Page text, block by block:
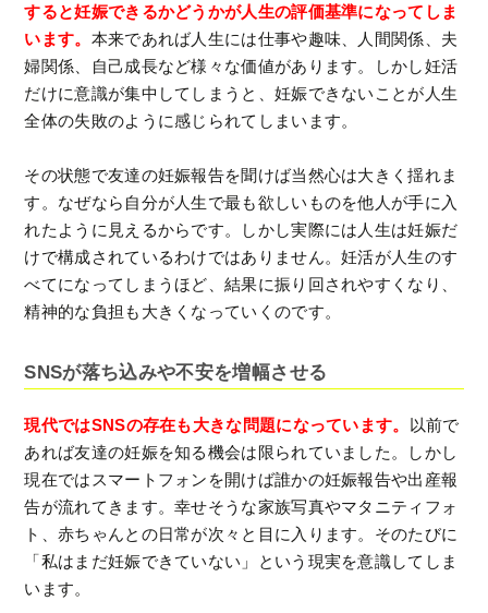
すると妊娠できるかどうかが人生の評価基準になってしま
います。 本来であれば人生には仕事や趣味、人間関係、夫
婦関係、自己成長など様々な価値があります。しかし妊活
だけに意識が集中してしまうと、妊娠できないことが人生
全体の失敗のように感じられてしまいます。
その状態で友達の妊娠報告を聞けば当然心は大きく揺れま
す。なぜなら自分が人生で最も欲しいものを他人が手に入
れたように見えるからです。しかし実際には人生は妊娠だ
けで構成されているわけではありません。妊活が人生のす
べてになってしまうほど、結果に振り回されやすくなり、
精神的な負担も大きくなっていくのです。
SNSが落ち込みや不安を増幅させる
現代ではSNSの存在も大きな問題になっています。
以前で
あれば友達の妊娠を知る機会は限られていました。しかし
現在ではスマートフォンを開けば誰かの妊娠報告や出産報
告が流れてきます。幸せそうな家族写真やマタニティフォ
ト、赤ちゃんとの日常が次々と目に入ります。そのたびに
「私はまだ妊娠できていない」という現実を意識してしま
います。